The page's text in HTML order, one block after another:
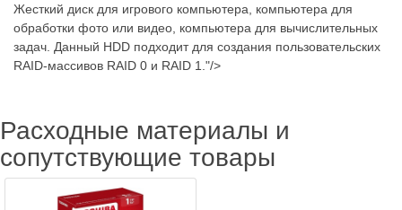
Жесткий диск для игрового компьютера, компьютера для
обработки фото или видео, компьютера для вычислительных
задач. Данный HDD подходит для создания пользовательских
RAID-массивов RAID 0 и RAID 1."/>
Расходные материалы и
сопутствующие товары